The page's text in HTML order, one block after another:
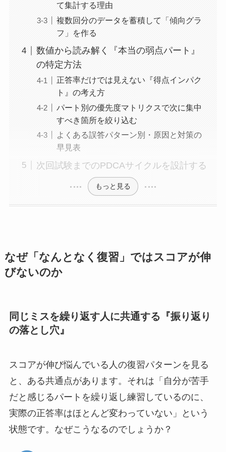
て集計する理由
複数回分のデータを蓄積して「傾向グラ
フ」を作る
数値から読み解く『本当の弱点パート』
の特定方法
正答率だけでは見えない『得点インパク
ト』の考え方
パート別の優先度マトリクスで次に集中
すべき箇所を絞り込む
よくある誤答パターン別・原因と対策の
早見表
次回試験までのPDCAサイクルを設計する
もっと見る
なぜ「なんとなく復習」ではスコアが伸
びないのか
同じミスを繰り返す人に共通する『振り返り
の落とし穴』
スコアが伸び悩んでいる人の復習パターンを見る
と、ある共通点があります。それは「自分が苦手
だと感じるパートを繰り返し練習しているのに、
実際の正答率はほとんど変わっていない」という
状態です。なぜこうなるのでしょうか？